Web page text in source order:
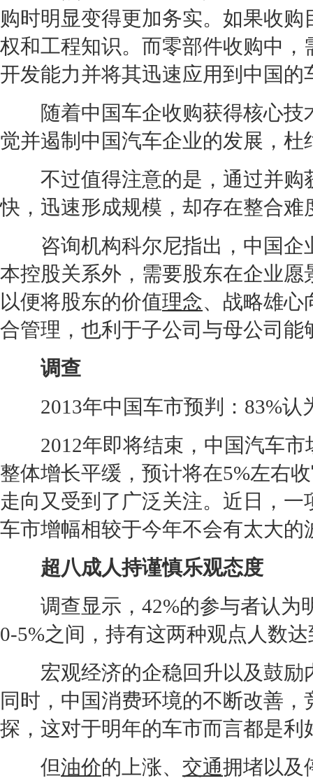
购时明显变得更加务实。如果收
权和工程知识。而零部件收购中
开发能力并将其迅速应用到中国的
随着中国车企收购获得核心技
觉并遏制中国汽车企业的发展，杜
不过值得注意的是，通过并购
快，迅速形成规模，却存在整合难
咨询机构科尔尼指出，中国企
本控股关系外，需要股东在企业
以便将股东的价值理念、战略雄心
合管理，也利于子公司与母公司
调查
2013年中国车市预判：83%认
2012年即将结束，中国汽车市
整体增长平缓，预计将在5%左右
走向又受到了广泛关注。近日，
车市增幅相较于今年不会有太大的
超八成人持谨慎乐观态度
调查显示，42%的参与者认为
0-5%之间，持有这两种观点人数
宏观经济的企稳回升以及鼓励
同时，中国消费环境的不断改善，
探，这对于明年的车市而言都是利
但油价的上涨、 交通拥堵以及